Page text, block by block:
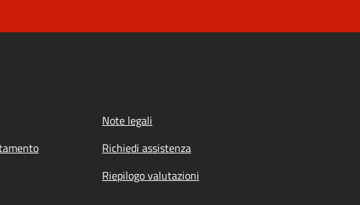
Note legali
Richiedi assistenza
Riepilogo valutazioni